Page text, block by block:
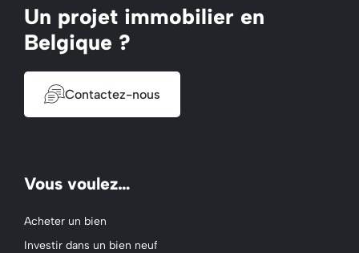
Un projet immobilier en
Belgique ?
Contactez-nous
Vous voulez…
Acheter un bien
Investir dans un bien neuf